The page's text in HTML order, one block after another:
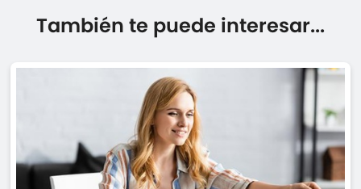
También te puede interesar...